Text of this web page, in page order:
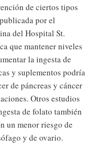
de ciertos tipos
por el
del Hospital St.
que mantener niveles
la ingesta de
y suplementos podría
de páncreas y cáncer
Otros estudios
de folato también
un menor riesgo de
y de ovario.